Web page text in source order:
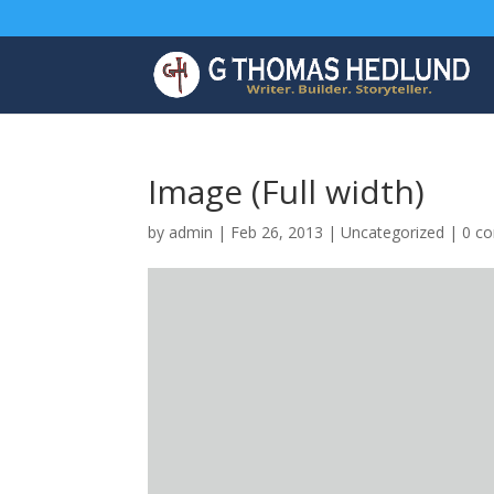
Image (Full width)
by admin | Feb 26, 2013 |Uncategorized | 0